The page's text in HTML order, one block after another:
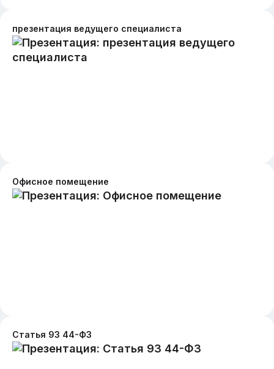
презентация ведущего специалиста
Офисное помещение
Статья 93 44-ФЗ